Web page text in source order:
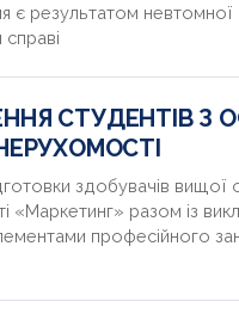
є результатом невтомної
СТУДЕНТІВ
здобувачів вищої
«Маркетинг» разом із
професійного